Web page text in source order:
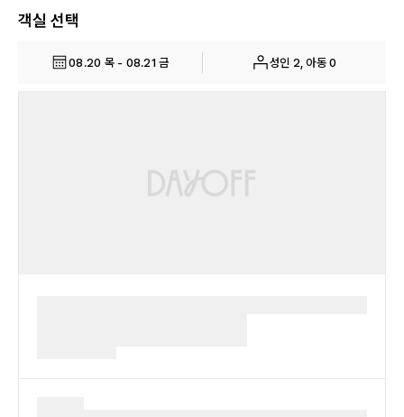
객실 선택
08.20 목 - 08.21 금 성인 2, 아동 0